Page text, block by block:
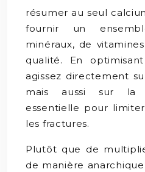
résumer au seul
fournir un
minéraux, de
qualité. En
agissez directement
mais aussi sur la
essentielle pour
les fractures.
Plutôt que de
de manière